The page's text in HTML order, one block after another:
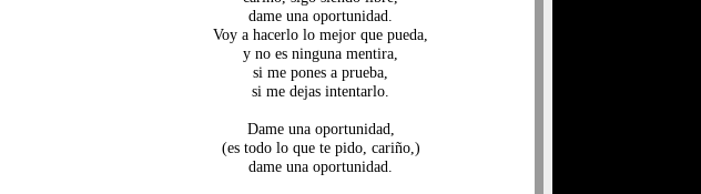
dame una oportunidad.
Voy a hacerlo lo mejor que pueda,
y no es ninguna mentira,
si me pones a prueba,
si me dejas intentarlo.
Dame una oportunidad,
(es todo lo que te pido, cariño,)
dame una oportunidad.